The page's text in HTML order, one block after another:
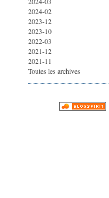
2024-02
2023-12
2023-10
2022-03
2021-12
2021-11
Toutes les archives